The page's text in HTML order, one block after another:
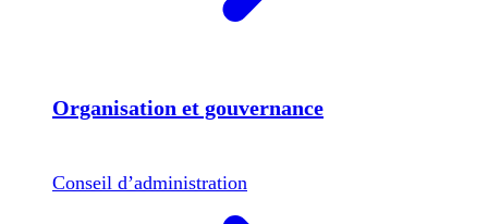
Organisation et gouvernance
Conseil d’administration